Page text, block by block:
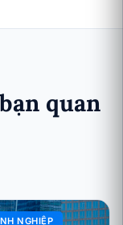
quan
NGHIỆP